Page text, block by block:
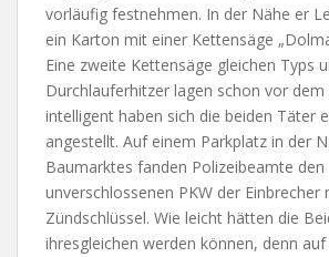
vorläufig festnehmen. In der Nähe er
ein Karton mit einer Kettensäge
Eine zweite Kettensäge gleichen Typs
Durchlauferhitzer lagen schon vor dem
intelligent haben sich die beiden Täter
angestellt. Auf einem Parkplatz in der
Baumarktes fanden Polizeibeamte den
unverschlossenen PKW der Einbrecher
Zündschlüssel. Wie leicht hätten die
ihresgleichen werden können, denn